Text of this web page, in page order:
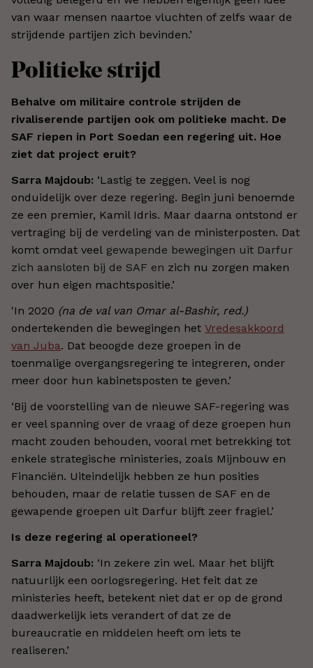
van waar mensen naartoe vluchten of zelfs waar de
strijdende partijen zich bevinden.’
Politieke strijd
Behalve om militaire controle strijden de
rivaliserende partijen ook om politieke macht. De
SAF riepen in Port Soedan een regering uit. Hoe
ziet dat project eruit?
Sarra Majdoub: ‘Lastig te zeggen. Veel is nog
onduidelijk over deze regering. Begin juni benoemde
ze een premier, Kamil Idris. Maar daarna ontstond er
vertraging bij de verdeling van de ministerposten. Dat
komt omdat veel gewapende bewegingen uit Darfur
zich aansloten bij de SAF en zich nu zorgen maken
over hun eigen machtspositie.’
'In 2020 (na de val van Omar al-Bashir, red.)
ondertekenden die bewegingen het Vredesakkoord
van Juba. Dat beoogde deze groepen in de
toenmalige overgangsregering te integreren, onder
meer door hun kabinetsposten te geven.’
‘Bij de voorstelling van de nieuwe SAF-regering was
er veel spanning over de vraag of deze groepen hun
macht zouden behouden, vooral met betrekking tot
enkele strategische ministeries, zoals Mijnbouw en
Financiën. Uiteindelijk hebben ze hun posities
behouden, maar de relatie tussen de SAF en de
gewapende groepen uit Darfur blijft zeer fragiel.’
Is deze regering al operationeel?
Sarra Majdoub: ‘In zekere zin wel. Maar het blijft
natuurlijk een oorlogsregering. Het feit dat ze
ministeries heeft, betekent niet dat er op de grond
daadwerkelijk iets verandert of dat ze de
bureaucratie en middelen heeft om iets te
realiseren.’